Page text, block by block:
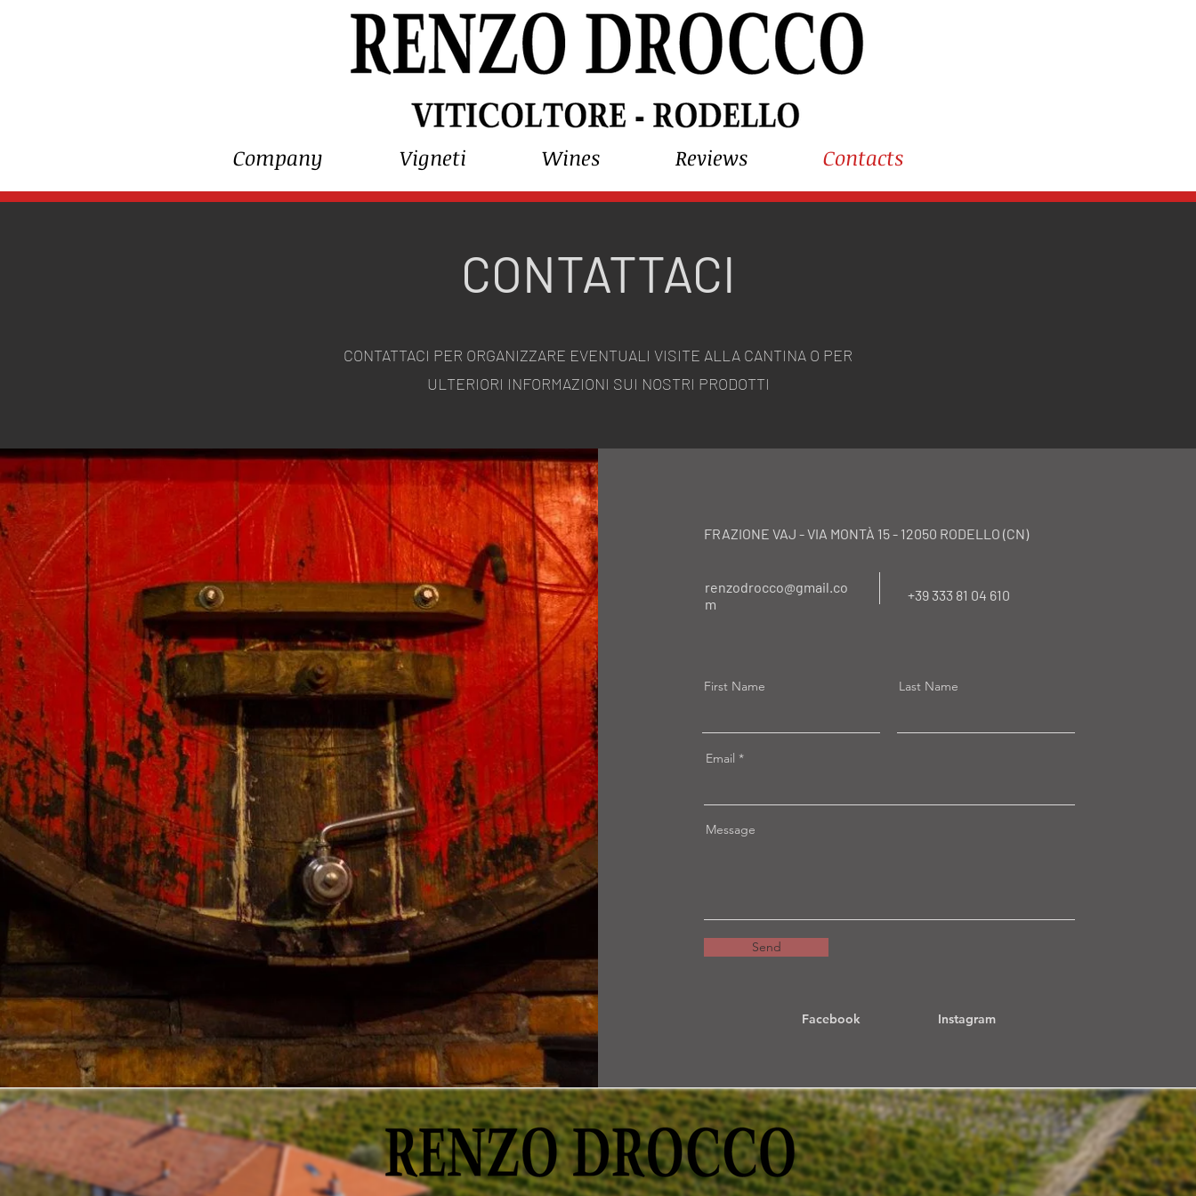
Company Vigneti Wines Reviews Contacts
CONTATTACI
CONTATTACI PER ORGANIZZARE EVENTUALI VISITE ALLA CANTINA O PER
ULTERIORI INFORMAZIONI SUI NOSTRI PRODOTTI
FRAZIONE VAJ - VIA MONTÀ 15 - 12050 RODELLO (CN)
renzodrocco@gmail.co
m
+39 333 81 04 610
First Name Last Name
Email
Message
Send
Facebook Instagram